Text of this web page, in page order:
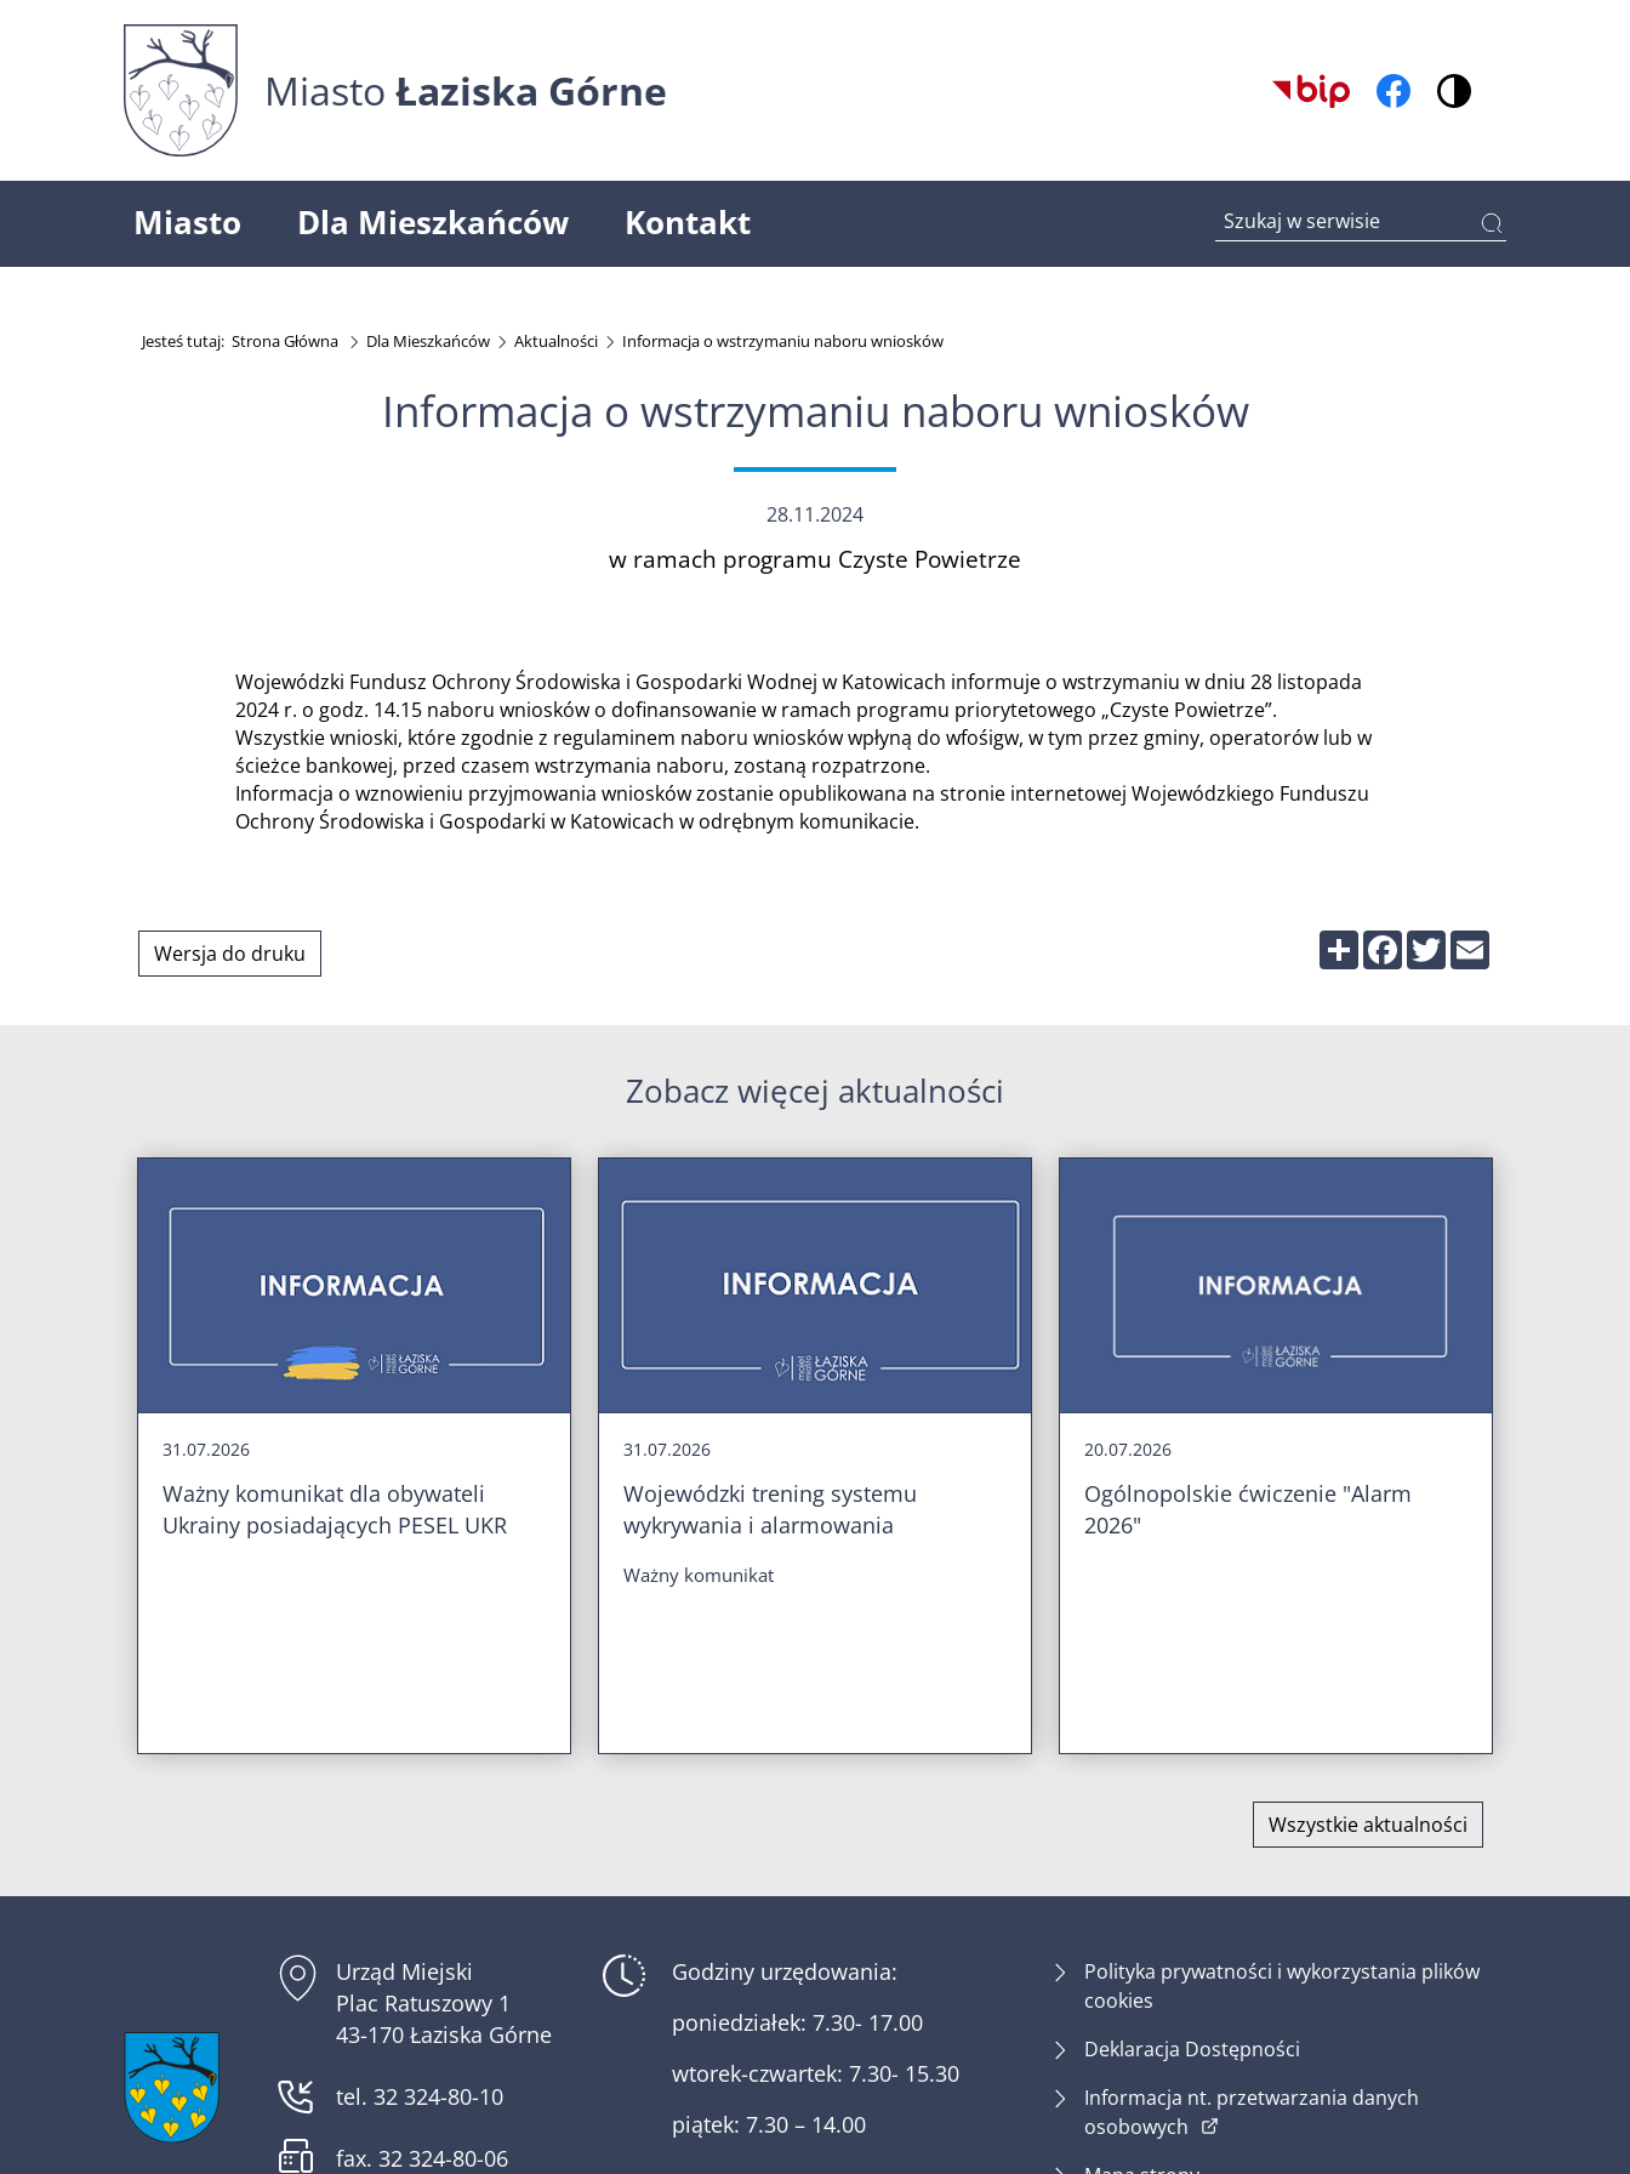
Miasto Łaziska Górne (otwiera w nowym oknie)
(otwiera w nowym
Miasto Dla Mieszkańców Kontakt Wpisz tutaj czego szukasz
Jesteś tutaj: Strona Główna Dla Mieszkańców Aktualności Informacja o wstrzymaniu naboru wniosków
Informacja o wstrzymaniu naboru wniosków
28.11.2024
w ramach programu Czyste Powietrze
Wojewódzki Fundusz Ochrony Środowiska i Gospodarki Wodnej w Katowicach informuje o wstrzymaniu w dniu 28 listopada
2024 r. o godz. 14.15 naboru wniosków o dofinansowanie w ramach programu priorytetowego „Czyste Powietrze”.
Wszystkie wnioski, które zgodnie z regulaminem naboru wniosków wpłyną do wfośigw, w tym przez gminy, operatorów lub w
ścieżce bankowej, przed czasem wstrzymania naboru, zostaną rozpatrzone.
Informacja o wznowieniu przyjmowania wniosków zostanie opublikowana na stronie internetowej Wojewódzkiego Funduszu
Ochrony Środowiska i Gospodarki w Katowicach w odrębnym komunikacie.
Wersja do druku
ShareFacebook
Twitter
Zobacz więcej aktualności
31.07.2026
Ważny komunikat dla obywateli
Ukrainy posiadających PESEL UKR
31.07.2026
Wojewódzki trening systemu
wykrywania i alarmowania
Ważny komunikat
20.07.2026
Ogólnopolskie ćwiczenie "Alarm
2026"
Wszystkie aktualności
Urząd Miejski
Plac Ratuszowy 1
43-170 Łaziska Górne
tel. 32 324-80-10
fax. 32 324-80-06
Godziny urzędowania:
poniedziałek: 7.30- 17.00
wtorek-czwartek: 7.30- 15.30
piątek: 7.30 – 14.00
Polityka prywatności i wykorzystania plików
cookies
Deklaracja Dostępności
Informacja nt. przetwarzania danych
osobowych (otwiera w nowym oknie)